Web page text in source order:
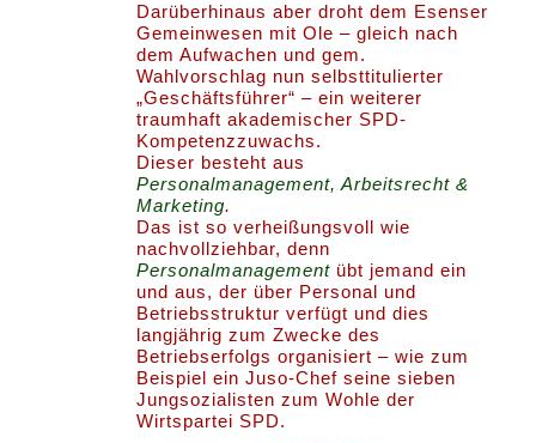
Darüberhinaus aber droht dem Esenser
Gemeinwesen mit Ole – gleich nach
dem Aufwachen und gem.
Wahlvorschlag nun selbsttitulierter
„Geschäftsführer“ – ein weiterer
traumhaft akademischer SPD-
Kompetenzzuwachs.
Dieser besteht aus
Personalmanagement, Arbeitsrecht &
Marketing.
Das ist so verheißungsvoll wie
nachvollziehbar, denn
Personalmanagement übt jemand ein
und aus, der über Personal und
Betriebsstruktur verfügt und dies
langjährig zum Zwecke des
Betriebserfolgs organisiert – wie zum
Beispiel ein Juso-Chef seine sieben
Jungsozialisten zum Wohle der
Wirtspartei SPD.